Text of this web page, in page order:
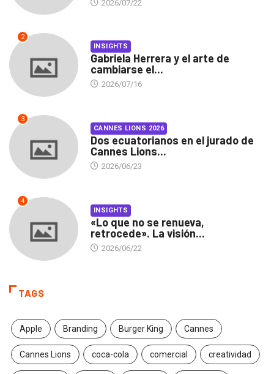
2026/07/22
2
INSIGHTS
Gabriela Herrera y el arte de
cambiarse el...
2026/07/16
3
CANNES LIONS 2026
Dos ecuatorianos en el jurado de
Cannes Lions...
2026/06/23
4
INSIGHTS
«Lo que no se renueva,
retrocede». La visión...
2026/06/22
TAGS
Apple Branding Burger King Cannes
Cannes Lions coca-cola comercial creatividad